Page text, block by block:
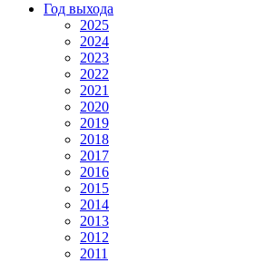
Год выхода
2025
2024
2023
2022
2021
2020
2019
2018
2017
2016
2015
2014
2013
2012
2011